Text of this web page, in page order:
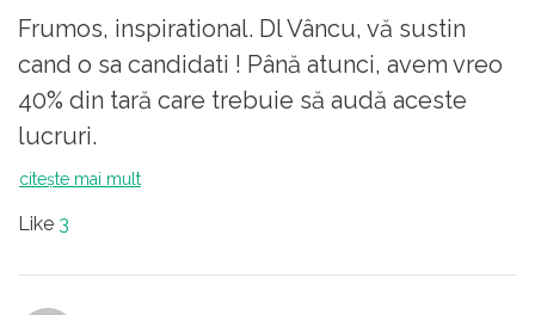
Frumos, inspirational. Dl Vâncu, vă sustin
cand o sa candidati ! Până atunci, avem vreo
40% din tară care trebuie să audă aceste
lucruri.
citește mai mult
Like 3